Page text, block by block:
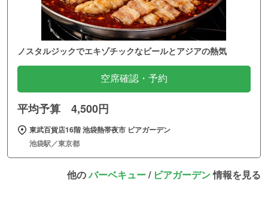
ノスタルジックでエキゾチックなビールとアジアの熱気
空席確認・予約
平均予算 4,500円
東武百貨店16階 池袋熱帯夜市 ビアガーデン
池袋駅／東京都
他のバーベキュー/ ビアガーデン情報を見る